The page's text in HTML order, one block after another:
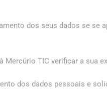
dos seus dados se se
Mercúrio TIC verificar a sua
dos dados pessoais e